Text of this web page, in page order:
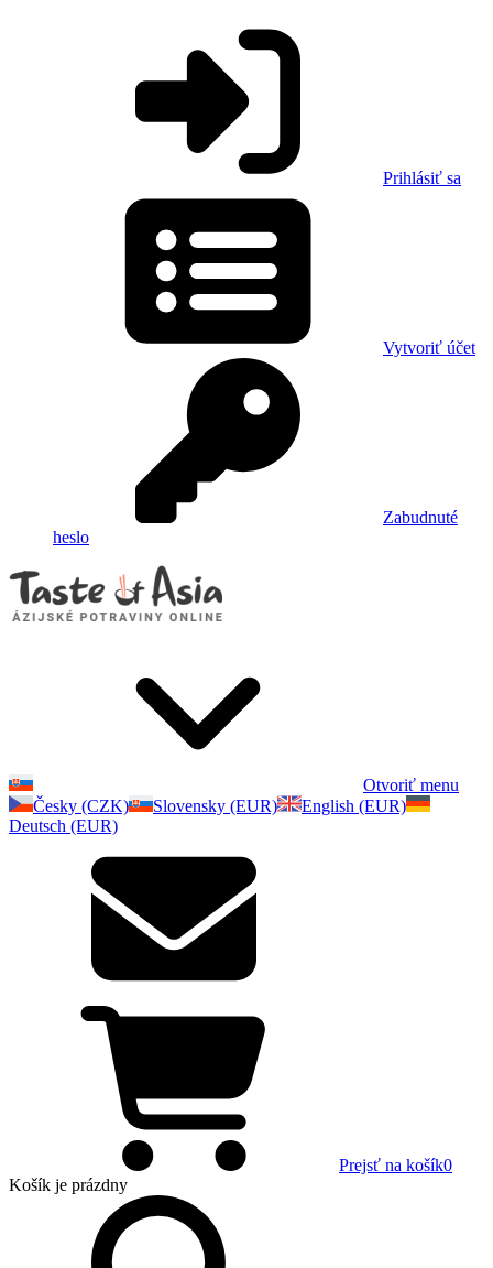
Prihlásiť sa
Vytvoriť účet
Zabudnuté
heslo
Otvoriť menu
Česky (CZK)
Slovensky (EUR)
English (EUR)
Deutsch (EUR)
Prejsť na košík0
Košík je prázdny